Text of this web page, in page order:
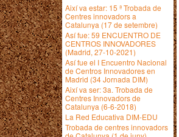
Així va estar: 15 ª Trobada de
Centres innovadors a
Catalunya (17 de setembre)
Así fue: 59 ENCUENTRO DE
CENTROS INNOVADORES
(Madrid, 27-10-2021)
Así fue el I Encuentro Nacional
de Centros Innovadores en
Madrid (34 Jornada DIM)
Així va ser: 3a. Trobada de
Centres Innovadors de
Catalunya (6-6-2018)
La Red Educativa DIM-EDU
Trobada de centres innovadors